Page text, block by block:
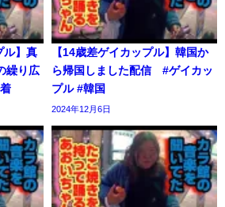
ル】真
繰り広
【14歳差ゲイカップル】韓国か
ら帰国しました配信 #ゲイカッ
プル #韓国
2024年12月6日